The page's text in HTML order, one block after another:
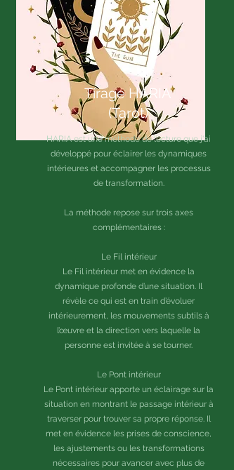
Tirage HARIA
(Tarot)
HARIA est une méthode de lecture que j'ai
développé pour éclairer les dynamiques
intérieures et accompagner les processus
de transformation.
La méthode repose sur trois axes
complémentaires :
Le Fil intérieur
Le Fil intérieur met en évidence la
dynamique profonde d’une situation. Il
révèle ce qui est en train d’évoluer
intérieurement, les mouvements subtils à
l’œuvre et la direction vers laquelle la
personne est invitée à se tourner.
Le Pont intérieur
Le Pont intérieur apporte un éclairage sur la
situation en montrant le passage intérieur à
traverser pour trouver sa propre réponse. Il
met en évidence les prises de conscience,
les ajustements ou les transformations
nécessaires pour avancer avec plus de